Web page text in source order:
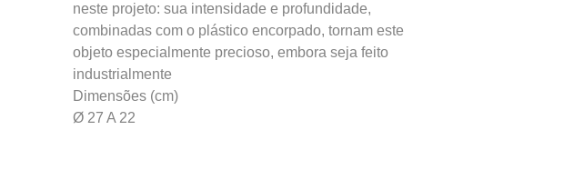
neste projeto: sua intensidade e profundidade,
combinadas com o plástico encorpado, tornam este
objeto especialmente precioso, embora seja feito
industrialmente
Dimensões (cm)
Ø 27 A 22